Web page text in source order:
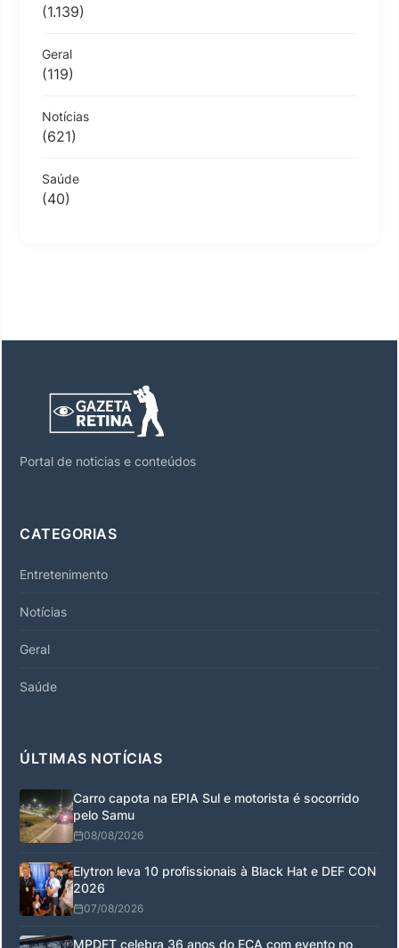
(1.139)
Geral
(119)
Notícias
(621)
Saúde
(40)
Portal de noticias e conteúdos
CATEGORIAS
Entretenimento
Notícias
Geral
Saúde
ÚLTIMAS NOTÍCIAS
Carro capota na EPIA Sul e motorista é socorrido
pelo Samu
08/08/2026
Elytron leva 10 profissionais à Black Hat e DEF CON
2026
07/08/2026
MPDFT celebra 36 anos do ECA com evento no